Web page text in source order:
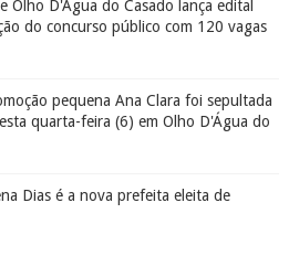
dos 10 melhores lugares para banho
D'Água do Casado pede ajuda para o
Santos, que sofre de doença rara
turismo de experiência para fugir de